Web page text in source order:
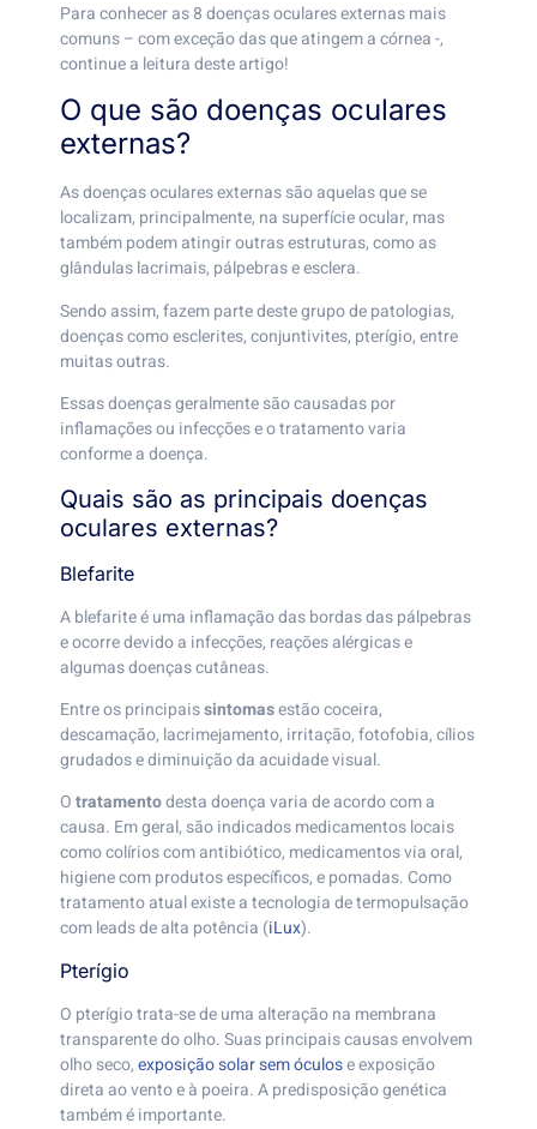
Para conhecer as 8 doenças oculares externas mais
comuns – com exceção das que atingem a córnea -,
continue a leitura deste artigo!
O que são doenças oculares
externas?
As doenças oculares externas são aquelas que se
localizam, principalmente, na superfície ocular, mas
também podem atingir outras estruturas, como as
glândulas lacrimais, pálpebras e esclera.
Sendo assim, fazem parte deste grupo de patologias,
doenças como esclerites, conjuntivites, pterígio, entre
muitas outras.
Essas doenças geralmente são causadas por
inflamações ou infecções e o tratamento varia
conforme a doença.
Quais são as principais doenças
oculares externas?
Blefarite
A blefarite é uma inflamação das bordas das pálpebras
e ocorre devido a infecções, reações alérgicas e
algumas doenças cutâneas.
Entre os principaissintomasestão coceira,
descamação, lacrimejamento, irritação, fotofobia, cílios
grudados e diminuição da acuidade visual.
Otratamentodesta doença varia de acordo com a
causa. Em geral, são indicados medicamentos locais
como colírios com antibiótico, medicamentos via oral,
higiene com produtos específicos, e pomadas. Como
tratamento atual existe a tecnologia de termopulsação
com leads de alta potência (iLux).
Pterígio
O pterígio trata-se de uma alteração na membrana
transparente do olho. Suas principais causas envolvem
olho seco,exposição solar sem óculose exposição
direta ao vento e à poeira. A predisposição genética
também é importante.